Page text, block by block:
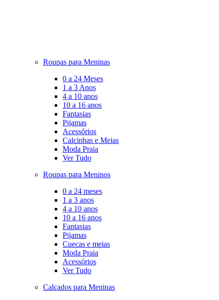
Roupas para Meninas
0 a 24 Meses
1 a 3 Anos
4 a 10 anos
10 a 16 anos
Fantasias
Pijamas
Acessórios
Calcinhas e Meias
Moda Praia
Ver Tudo
Roupas para Meninos
0 a 24 meses
1 a 3 anos
4 a 10 anos
10 a 16 anos
Fantasias
Pijamas
Cuecas e meias
Moda Praia
Acessórios
Ver Tudo
Calçados para Meninas